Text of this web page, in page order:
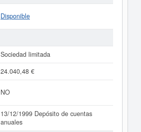
Disponible
Sociedad limitada
24.040,48 €
NO
13/12/1999 Depósito de cuentas
anuales